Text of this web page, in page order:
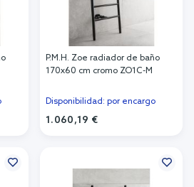
P.M.H. Zoe radiador de baño
170x60 cm cromo ZO1C-M
Disponibilidad: por encargo
1.060,19 €